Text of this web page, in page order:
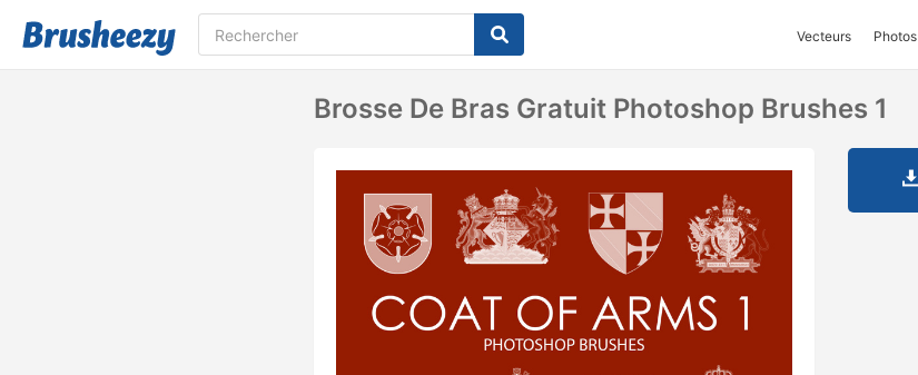
Vecteurs Photos
Brosse De Bras Gratuit Photoshop Brushes 1